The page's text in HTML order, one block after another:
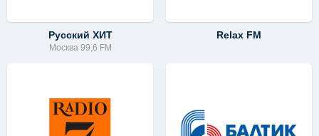
Русский ХИТ
Москва 99,6 FM
Relax FM